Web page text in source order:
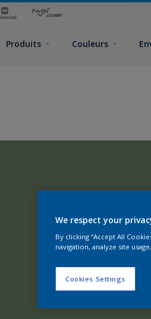
Produits Couleurs
We respect your
By clicking “Accept All
navigation, analyze site
Cookies Settings